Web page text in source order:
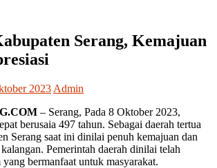
Serang, Kemajuan
2023 Admin
– Serang, Pada 8 Oktober 2023,
berusaia 497 tahun. Sebagai daerah tertua
Serang saat ini dinilai penuh kemajuan dan
Pemerintah daerah dinilai telah
bermanfaat untuk masyarakat.